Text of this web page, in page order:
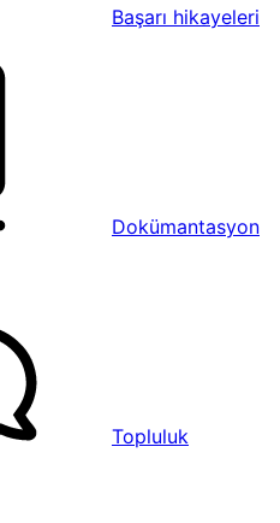
Başarı hikayeleri
Dokümantasyon
Topluluk